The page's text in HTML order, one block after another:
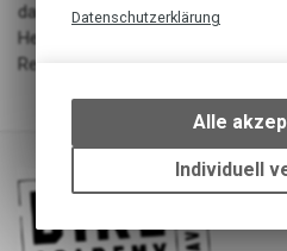
das Platzieren eines
Herausforderung. Kein Problem
Reversibel einsetzbar links oder
Datenschutzerklärung
bestimmte
um die
Funktionen
des
Alle
Individuell